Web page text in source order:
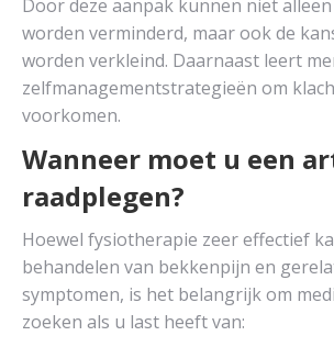
Door deze aanpak kunnen niet
worden verminderd, maar ook de
worden verkleind. Daarnaast leert
zelfmanagementstrategieën om
voorkomen.
Wanneer moet u een
raadplegen?
Hoewel fysiotherapie zeer effectief
behandelen van bekkenpijn en
symptomen, is het belangrijk om
zoeken als u last heeft van: